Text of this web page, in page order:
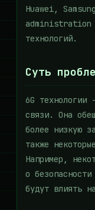
Huawei,
administration
технологий.
Суть
6G
связи. Она
более низкую
также
Например,
о
будут влиять